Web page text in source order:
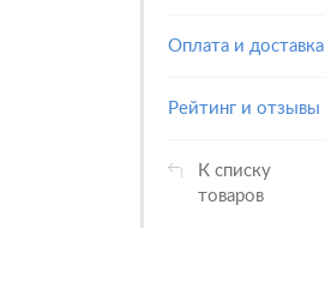
Оплата и доставка
Рейтинг и отзывы
К списку
товаров